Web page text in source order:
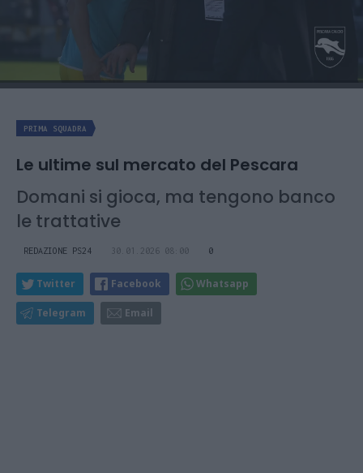
PRIMA SQUADRA
Le ultime sul mercato del Pescara
Domani si gioca, ma tengono banco
le trattative
REDAZIONE PS24 30.01.2026 08:00 0
Twitter Facebook Whatsapp
Telegram Email